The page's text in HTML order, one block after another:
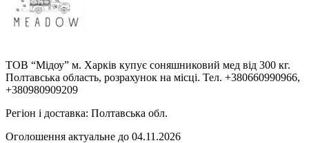
ТОВ “Мідоу” м. Харків купує соняшниковий мед від 300 кг.
Полтавська область, розрахунок на місці. Тел. +380660990966,
+380980909209
Регіон і доставка: Полтавська обл.
Оголошення актуальне до 04.11.2026